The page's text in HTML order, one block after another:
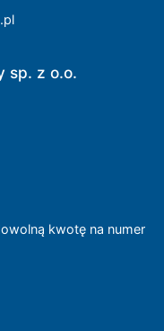
sp. z o.o.
kwotę na numer